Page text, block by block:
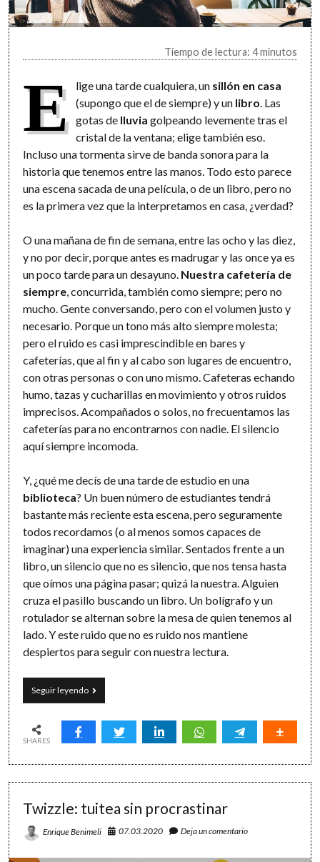
Tiempo de lectura: 4 minutos
E lige una tarde cualquiera, un sillón en casa
(supongo que el de siempre) y un libro. Las
gotas de lluvia golpeando levemente tras el
cristal de la ventana; elige también eso.
Incluso una tormenta sirve de banda sonora para la
historia que tenemos entre las manos. Todo esto parece
una escena sacada de una película, o de un libro, pero no
es la primera vez que la interpretamos en casa, ¿verdad?
O una mañana de fin de semana, entre las ocho y las diez,
y no por decir, porque antes es madrugar y las once ya es
un poco tarde para un desayuno. Nuestra cafetería de
siempre, concurrida, también como siempre; pero no
mucho. Gente conversando, pero con el volumen justo y
necesario. Porque un tono más alto siempre molesta;
pero el ruido es casi imprescindible en bares y
cafeterías, que al fin y al cabo son lugares de encuentro,
con otras personas o con uno mismo. Cafeteras echando
humo, tazas y cucharillas en movimiento y otros ruidos
imprecisos. Acompañados o solos, no frecuentamos las
cafeterías para no encontrarnos con nadie. El silencio
aquí siempre incomoda.
Y, ¿qué me decís de una tarde de estudio en una
biblioteca? Un buen número de estudiantes tendrá
bastante más reciente esta escena, pero seguramente
todos recordamos (o al menos somos capaces de
imaginar) una experiencia similar. Sentados frente a un
libro, un silencio que no es silencio, que nos tensa hasta
que oímos una página pasar; quizá la nuestra. Alguien
cruza el pasillo buscando un libro. Un bolígrafo y un
rotulador se alternan sobre la mesa de quien tenemos al
lado. Y este ruido que no es ruido nos mantiene
despiertos para seguir con nuestra lectura.
Seguir leyendoVolveremos
a
cafeterías,
bibliotecas
las
SHARES
Twizzle: tuitea sin procrastinar
Enrique Benimeli 07.03.2020 Deja un comentario